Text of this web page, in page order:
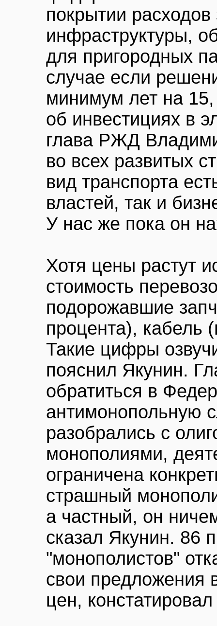
покрытии
инфраструктуры,
для пригородных
случае если
минимум лет на 15,
об инвестициях в
глава РЖД
во всех развитых
вид транспорта
властей, так и
У нас же пока он
Хотя цены растут
стоимость
подорожавшие
процента), кабель
Такие цифры
пояснил Якунин.
обратиться в
антимонопольную
разобрались с
монополиями,
ограничена
страшный
а частный, он
сказал Якунин. 86
"монополистов"
свои предложения
цен,